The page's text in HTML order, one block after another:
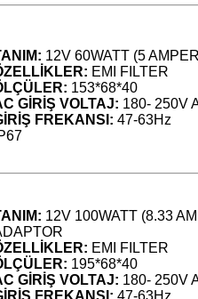
12V 60WATT (5
EMI FILTER
153*68*40
GİRİŞ VOLTAJ: 180- 250V
FREKANSI: 47-63Hz
12V 100WATT (8.33
EMI FILTER
195*68*40
GİRİŞ VOLTAJ: 180- 250V
FREKANSI: 47-63Hz